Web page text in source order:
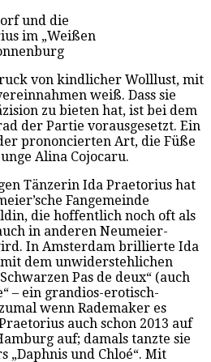
und die
im „Weißen
von kindlicher Wolllust, mit
weiß. Dass sie
zu bieten hat, ist bei dem
der Partie vorausgesetzt. Ein
prononcierten Art, die Füße
Alina Cojocaru.
Tänzerin Ida Praetorius hat
Fangemeinde
die hoffentlich noch oft als
in anderen Neumeier-
In Amsterdam brillierte Ida
dem unwiderstehlichen
Pas de deux“ (auch
– ein grandios-erotisch-
wenn Rademaker es
auch schon 2013 auf
auf; damals tanzte sie
„Daphnis und Chloé“. Mit